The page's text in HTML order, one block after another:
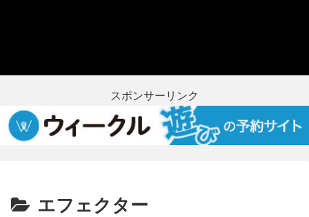
スポンサーリンク
エフェクター